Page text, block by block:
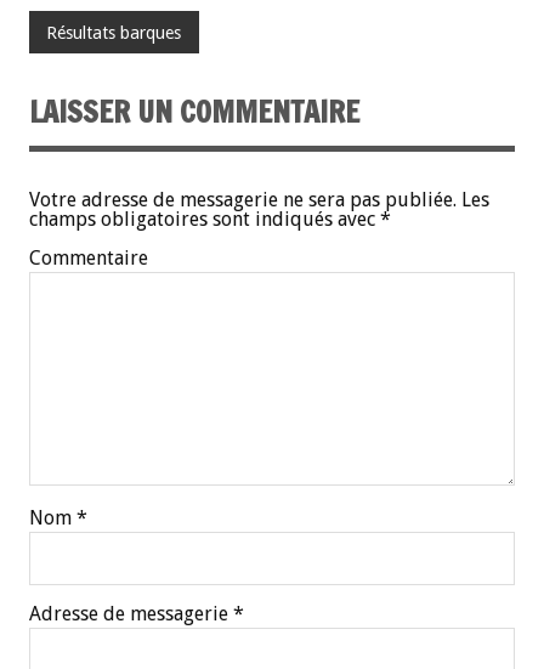
Résultats barques
LAISSER UN COMMENTAIRE
Votre adresse de messagerie ne sera pas publiée. Les
champs obligatoires sont indiqués avec *
Commentaire
Nom *
Adresse de messagerie *